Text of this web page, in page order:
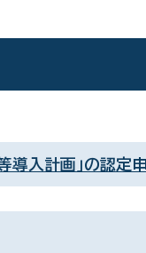
導入計画」の認定